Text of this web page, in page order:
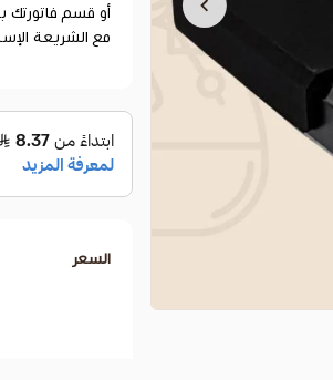
أو قسم فاتورتك
مع الشريعة
السعر